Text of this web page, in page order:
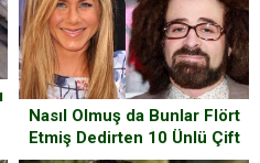
Nasıl Olmuş da Bunlar Flört
Etmiş Dedirten 10 Ünlü Çift